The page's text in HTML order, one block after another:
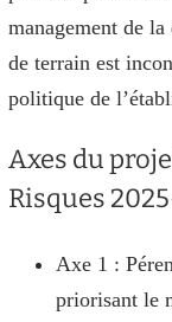
management de
de terrain est
politique de
Axes du
Risques
Axe 1 :
priorisant le